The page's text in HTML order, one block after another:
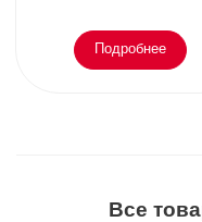
Подробнее
Все